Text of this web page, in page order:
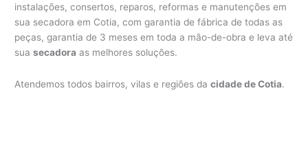
instalações, consertos, reparos, reformas e manutenções em
sua secadora em Cotia, com garantia de fábrica de todas as
peças, garantia de 3 meses em toda a mão-de-obra e leva até
suasecadora as melhores soluções.
Atendemos todos bairros, vilas e regiões dacidade de Cotia.